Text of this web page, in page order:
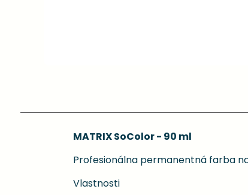
MATRIX SoColor - 90 ml
Profesionálna permanentná farba
Vlastnosti